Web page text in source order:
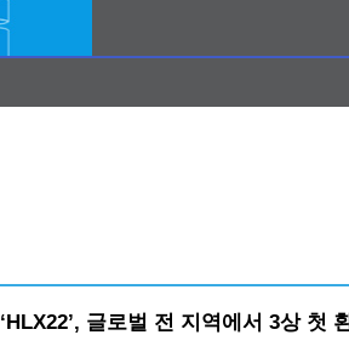
‘HLX22’, 글로벌 전 지역에서 3상 첫